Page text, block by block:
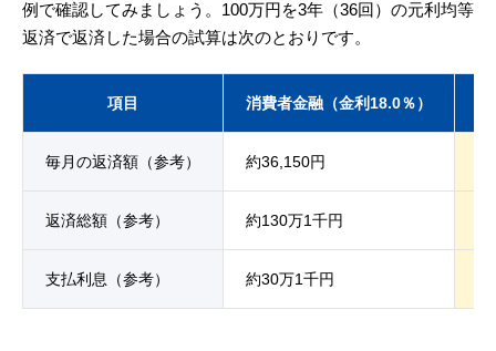
例で確認してみましょう。100万円を3年（36回）の元利均等
返済で返済した場合の試算は次のとおりです。
項目 消費者金融（金利18.0％）
毎月の返済額（参考） 約36,150円
返済総額（参考） 約130万1千円
支払利息（参考） 約30万1千円